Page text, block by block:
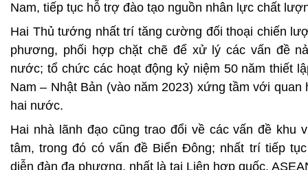
Nam, tiếp tục hỗ trợ đào tạo nguồn nhân lực chất
Hai Thủ tướng nhất trí tăng cường đối thoại chiến
phương, phối hợp chặt chẽ để xử lý các vấn đề
nước; tổ chức các hoạt động kỷ niệm 50 năm thiết
Nam – Nhật Bản (vào năm 2023) xứng tầm với
hai nước.
Hai nhà lãnh đạo cũng trao đổi về các vấn đề khu
tâm, trong đó có vấn đề Biển Đông; nhất trí tiếp
diễn đàn đa phương, nhất là tại Liên hợp quốc,